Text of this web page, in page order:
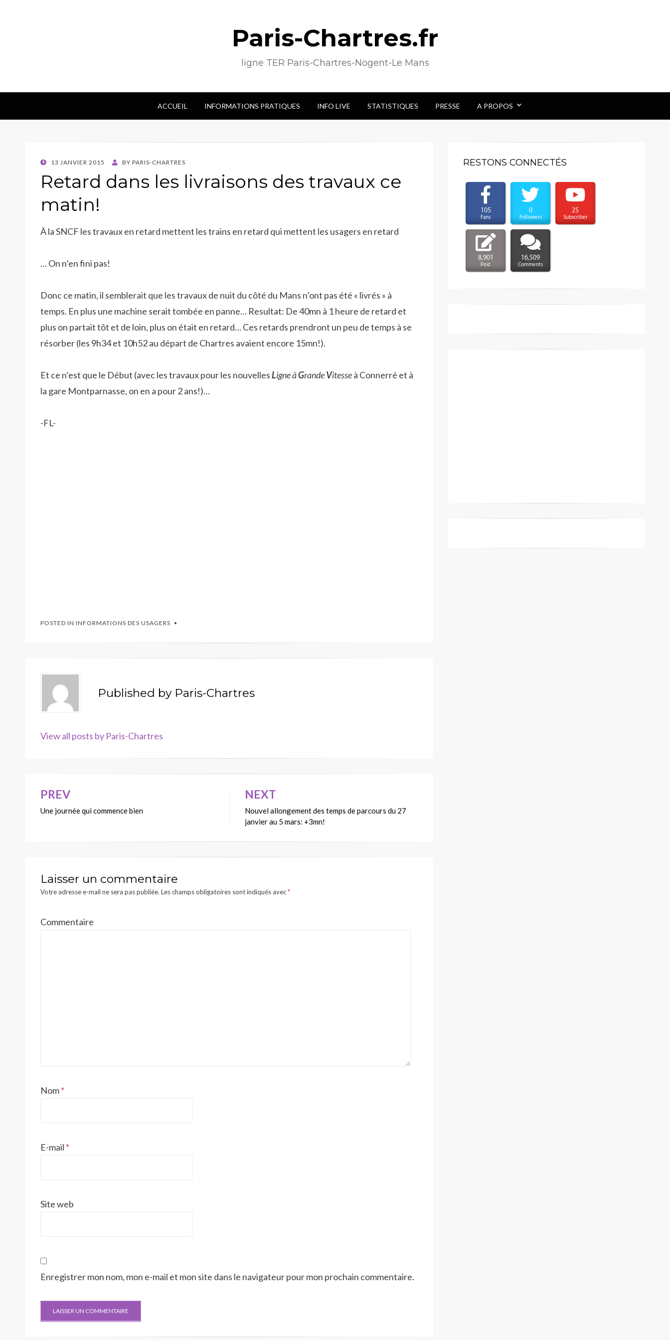
Paris-Chartres.fr
ligne TER Paris-Chartres-Nogent-Le Mans
ACCUEIL INFORMATIONS PRATIQUES INFO LIVE STATISTIQUES PRESSE A PROPOS
POSTED
13 JANVIER 2015 BY PARIS-CHARTRES
Retard dans les livraisons des travaux ce
matin!
À la SNCF les travaux en retard mettent les trains en retard qui mettent les usagers en retard
… On n’en fini pas!
Donc ce matin, il semblerait que les travaux de nuit du côté du Mans n’ont pas été « livrés » à
temps. En plus une machine serait tombée en panne… Resultat: De 40mn à 1 heure de retard et
plus on partait tôt et de loin, plus on était en retard… Ces retards prendront un peu de temps à se
résorber (les 9h34 et 10h52 au départ de Chartres avaient encore 15mn!).
Et ce n’est que le Début (avec les travaux pour les nouvellesLigne àGrandeVitesseà Connerré et à
la gare Montparnasse, on en a pour 2 ans!)…
-FL-
POSTED IN INFORMATIONS DES USAGERS
Published by Paris-Chartres
View all posts by Paris-Chartres
Navigation
de
PREV
Une journée qui commence bien
NEXT
Nouvel allongement des temps de parcours du 27
janvier au 5 mars: +3mn!
Laisser un commentaire
Votre adresse e-mail ne sera pas publiée. Les champs obligatoires sont indiqués avec*
Commentaire
Nom*
E-mail *
Site web
Enregistrer mon nom, mon e-mail et mon site dans le navigateur pour mon prochain commentaire.
RESTONS CONNECTÉS
105
Fans
0
Followers
25
Subscriber
8,901
Post
16,509
Comments